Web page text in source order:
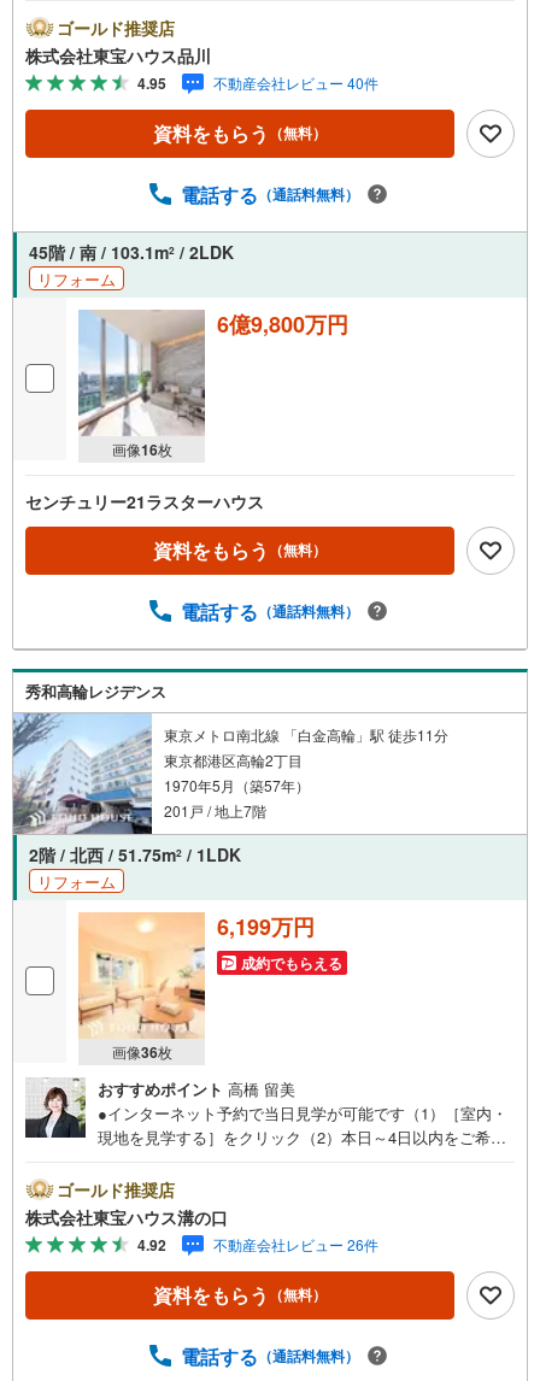
hoo！ 不動産キャンペーン対象店舗】当店で物件を成約す
るとPayPayボーナスライトがもらえる「Yahoo！ 不動産
物件ご成約キャンペーン」の対象になります。「資料をも
らう」「見学予約をする」ボタンからお問い合わせくださ
い。※必ずYahoo！ JAPAN IDでログインしてください。※P
ayPayボーナスライトは出金と譲渡はできません。ご案
問い合わせも常時受け付けております！お気軽にお問い合
ゴールド推奨店
株式会社東宝ハウス品川
4.95 不動産会社レビュー 40件
資料をもらう （無料）
電話する （通話料無料）
45階 / 南 / 103.1m2 / 2LDK
リフォーム
画像16枚
6億9,800万円
センチュリー21ラスターハウス
資料をもらう （無料）
電話する （通話料無料）
秀和高輪レジデンス
東京メトロ南北線 「白金高輪」駅 徒歩11分
東京都港区高輪2丁目
1970年5月（築57年）
201戸 / 地上7階
2階 / 北西 / 51.75m2 / 1LDK
リフォーム
画像36枚
6,199万円
成約でもらえる
おすすめポイント 高橋 留美
●インターネット予約で当日見学が可能です（1）［室内・
現地を見学する］をクリック（2）本日～4日以内をご希望
い！●10:00～21:00はお電話でのお問い合わせがスムーズで
す。【Yahoo！ 不動産キャンペーン対象店舗】当店で物件
を成約するとPayPayポイントがもらえる「Yahoo！不動産
物件ご成約キャンペーン」の対象になります。「資料をも
らう」「見学予約をする」ボタンからお問い合わせくださ
い。※必ずYahoo！ JAPAN IDでログインしてください。※P
客様からのお言葉に感謝してこれからも楽しく素敵なお家
ゴールド推奨店
株式会社東宝ハウス溝の口
4.92 不動産会社レビュー 26件
資料をもらう （無料）
電話する （通話料無料）